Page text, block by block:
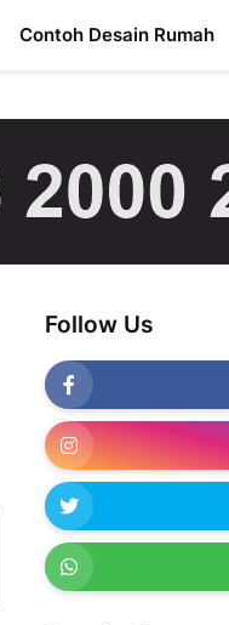
Contoh Desain Rumah
Follow Us